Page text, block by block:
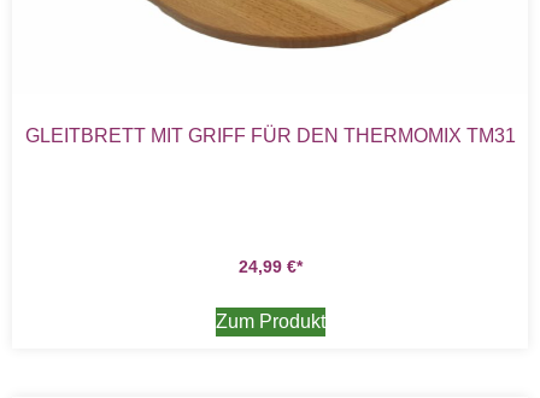
GLEITBRETT MIT GRIFF FÜR DEN THERMOMIX TM31
24,99 €
Zum Produkt